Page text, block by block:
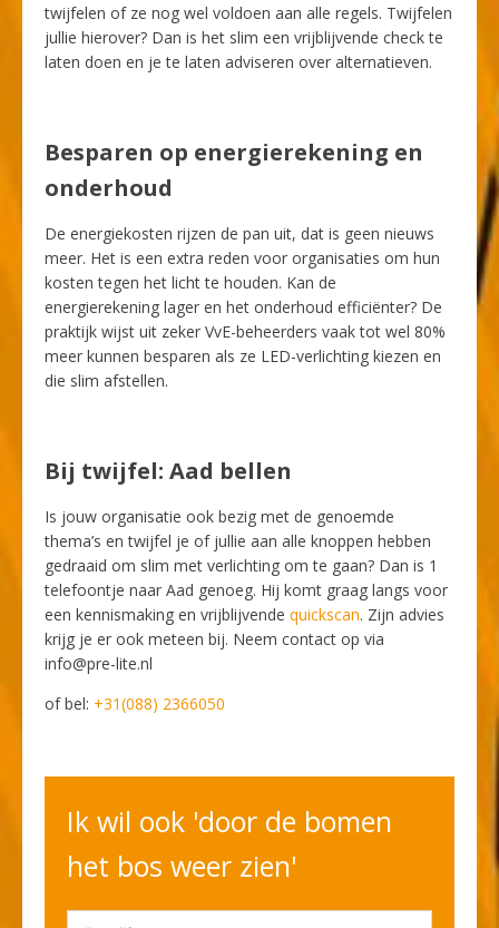
twijfelen of ze nog wel voldoen aan alle regels. Twijfelen
jullie hierover? Dan is het slim een vrijblijvende check te
laten doen en je te laten adviseren over alternatieven.
Besparen op energierekening en
onderhoud
De energiekosten rijzen de pan uit, dat is geen nieuws
meer. Het is een extra reden voor organisaties om hun
kosten tegen het licht te houden. Kan de
energierekening lager en het onderhoud efficiënter? De
praktijk wijst uit zeker VvE-beheerders vaak tot wel 80%
meer kunnen besparen als ze LED-verlichting kiezen en
die slim afstellen.
Bij twijfel: Aad bellen
Is jouw organisatie ook bezig met de genoemde
thema’s en twijfel je of jullie aan alle knoppen hebben
gedraaid om slim met verlichting om te gaan? Dan is 1
telefoontje naar Aad genoeg. Hij komt graag langs voor
een kennismaking en vrijblijvende quickscan. Zijn advies
krijg je er ook meteen bij. Neem contact op via
info@pre-lite.nl
of bel: +31(088) 2366050
Ik wil ook 'door de bomen
het bos weer zien'